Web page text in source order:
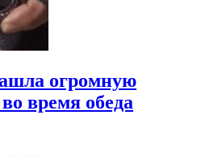
огромную
время обеда